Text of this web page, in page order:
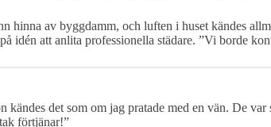
hinna av byggdamm, och luften i huset kändes
att anlita professionella städare. ”Vi borde
det som om jag pratade med en vän. De
förtjänar!”